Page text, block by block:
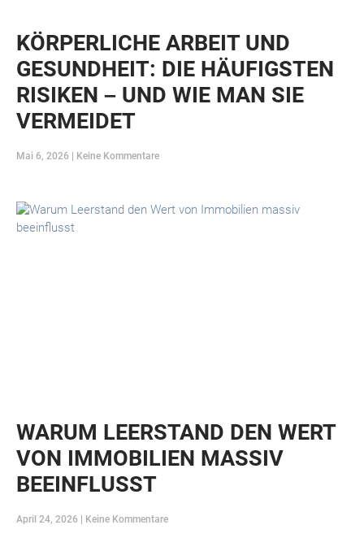
KÖRPERLICHE ARBEIT UND
GESUNDHEIT: DIE HÄUFIGSTEN
RISIKEN – UND WIE MAN SIE
VERMEIDET
Mai 6, 2026 Keine Kommentare
WARUM LEERSTAND DEN WERT
VON IMMOBILIEN MASSIV
BEEINFLUSST
April 24, 2026 Keine Kommentare